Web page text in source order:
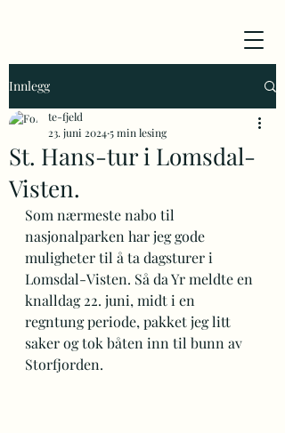
Innlegg
St. Hans-tur i Lomsdal-
Visten.
te-fjeld
23. juni 20245 min lesing
Som nærmeste nabo til
nasjonalparken har jeg gode
muligheter til å ta dagsturer i
Lomsdal-Visten. Så da Yr meldte en
knalldag 22. juni, midt i en
regntung periode, pakket jeg litt
saker og tok båten inn til bunn av
Storfjorden.